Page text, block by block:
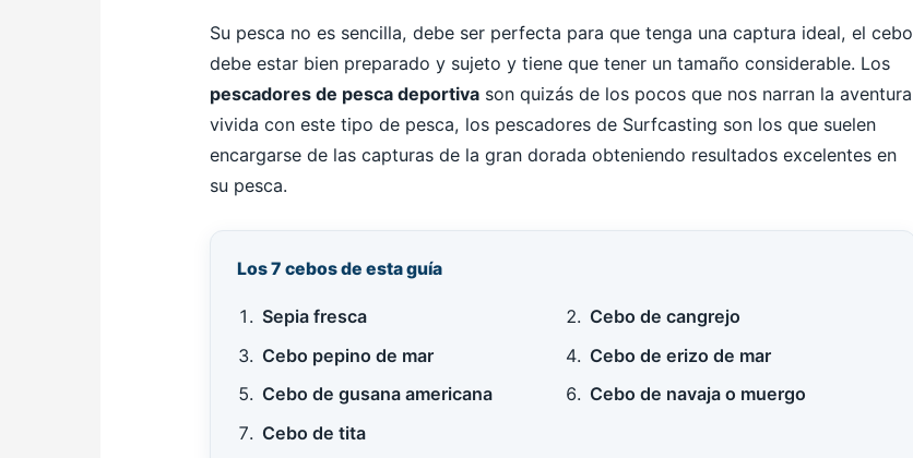
Su pesca no es sencilla, debe ser perfecta para que tenga una captura ideal, el cebo
debe estar bien preparado y sujeto y tiene que tener un tamaño considerable. Los
pescadores de pesca deportiva son quizás de los pocos que nos narran la aventura
vivida con este tipo de pesca, los pescadores de Surfcasting son los que suelen
encargarse de las capturas de la gran dorada obteniendo resultados excelentes en
su pesca.
Los 7 cebos de esta guía
Sepia fresca
Cebo de cangrejo
Cebo pepino de mar
Cebo de erizo de mar
Cebo de gusana americana
Cebo de navaja o muergo
Cebo de tita